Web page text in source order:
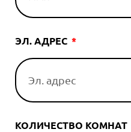
ЭЛ. АДРЕС
КОЛИЧЕСТВО КОМНАТ